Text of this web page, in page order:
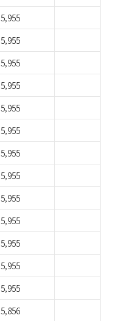
5,955
5,955
5,955
5,955
5,955
5,955
5,955
5,955
5,955
5,955
5,955
5,955
5,955
5,856